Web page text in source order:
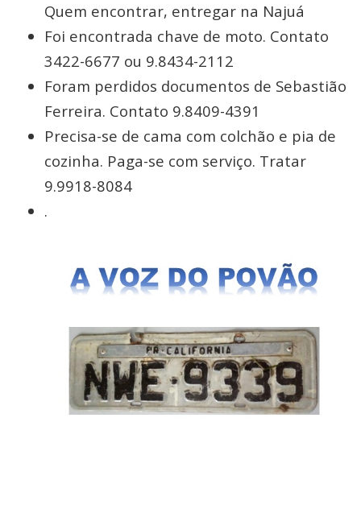
Quem encontrar, entregar na Najuá
Foi encontrada chave de moto. Contato
3422-6677 ou 9.8434-2112
Foram perdidos documentos de Sebastião
Ferreira. Contato 9.8409-4391
Precisa-se de cama com colchão e pia de
cozinha. Paga-se com serviço. Tratar
9.9918-8084
.